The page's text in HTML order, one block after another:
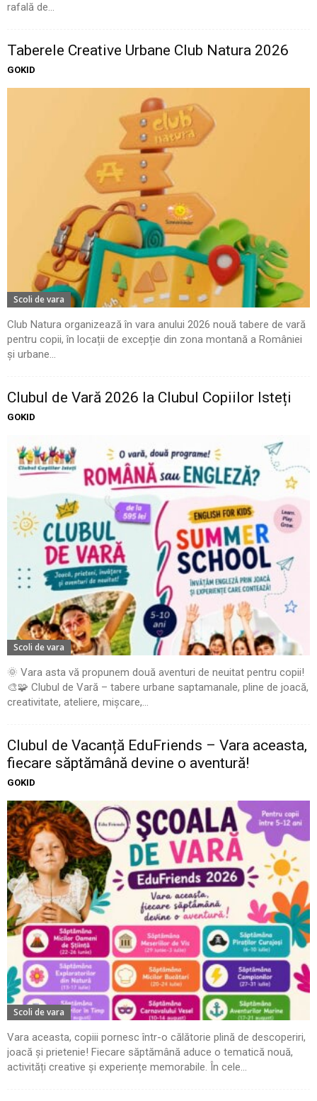
rafală de...
Taberele Creative Urbane Club Natura 2026
GOKID
Scoli de vara
Club Natura organizează în vara anului 2026 nouă tabere de vară
pentru copii, în locații de excepție din zona montană a României
și urbane...
Clubul de Vară 2026 la Clubul Copiilor Isteți
GOKID
Scoli de vara
🌞 Vara asta vă propunem două aventuri de neuitat pentru copii!
🎨🧩 Clubul de Vară – tabere urbane saptamanale, pline de joacă,
creativitate, ateliere, mișcare,...
Clubul de Vacanță EduFriends – Vara aceasta,
fiecare săptămână devine o aventură!
GOKID
Scoli de vara
Vara aceasta, copiii pornesc într-o călătorie plină de descoperiri,
joacă și prietenie! Fiecare săptămână aduce o tematică nouă,
activități creative și experiențe memorabile. În cele...